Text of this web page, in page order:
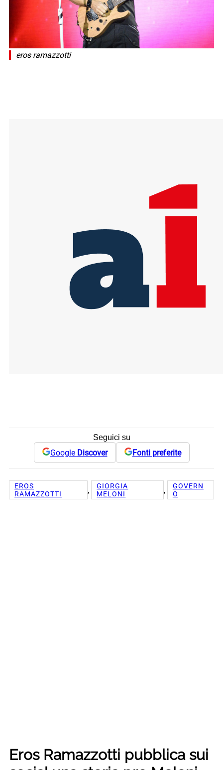
eros ramazzotti
Seguici su
Google Discover Fonti preferite
EROS
RAMAZZOTTI
,
GIORGIA
MELONI
,
GOVERN
O
Eros Ramazzotti pubblica sui